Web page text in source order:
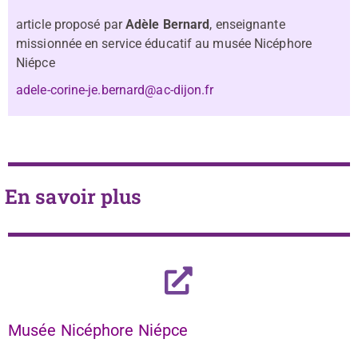
article proposé parAdèle Bernard, enseignante
missionnée en service éducatif au musée Nicéphore
Niépce
adele-corine-je.bernard@ac-dijon.fr
En savoir plus
Musée Nicéphore Niépce